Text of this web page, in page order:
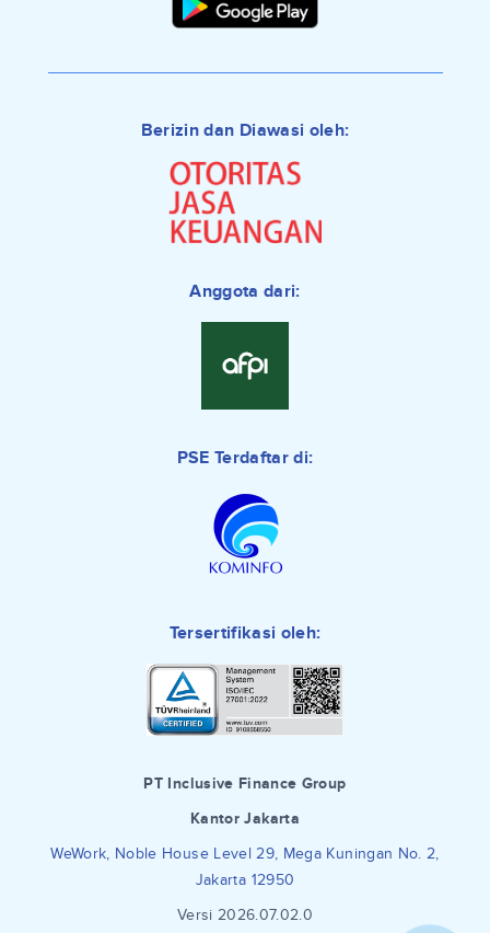
Berizin dan Diawasi oleh:
Anggota dari:
PSE Terdaftar di:
Tersertifikasi oleh:
PT Inclusive Finance Group
Kantor Jakarta
WeWork, Noble House Level 29, Mega Kuningan No. 2,
Jakarta 12950
Versi 2026.07.02.0